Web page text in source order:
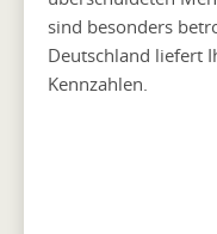
sind besonders
Deutschland liefert
Kennzahlen.